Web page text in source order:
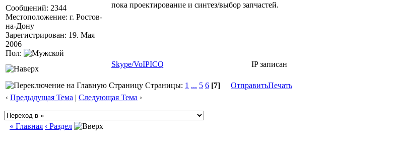
Сообщений: 2344
Местоположение: г. Ростов-
на-Дону
Зарегистрирован: 19. Мая
2006
Пол:
пока проектирование и синтез/выбор запчастей.
Skype/VoIPICQ IP записан
Страницы: 1 ... 5 6 [7] ОтправитьПечать
‹ Предыдущая Тема | Следующая Тема ›
« Главная ‹ Раздел